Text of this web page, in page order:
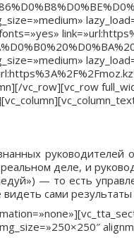
vc_row][vc_row
руководителей
деле, и
— то есть
сами